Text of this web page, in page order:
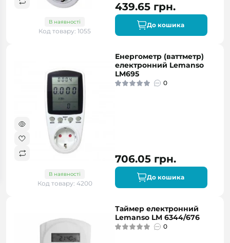
В наявності
Код товару: 1055
439.65 грн.
До кошика
В наявності
Код товару: 4200
Енергометр (ваттметр)
електронний Lemanso
LM695
0
706.05 грн.
До кошика
Таймер електронний
Lemanso LM 6344/676
0